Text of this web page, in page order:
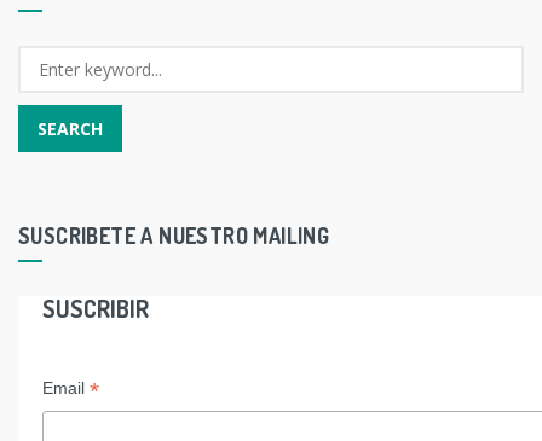
SUSCRIBETE A NUESTRO MAILING
SUSCRIBIR
Email *